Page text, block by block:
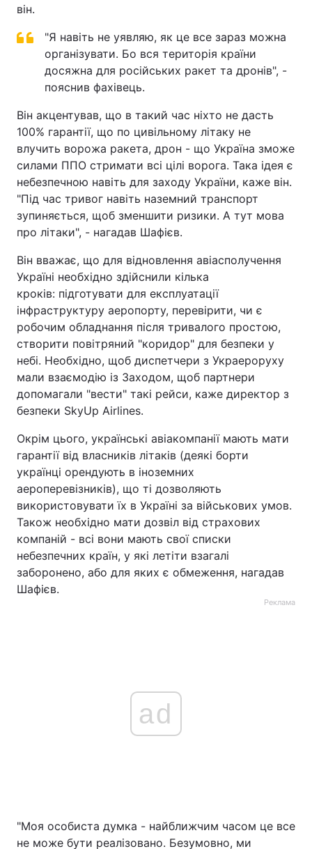
він.
"Я навіть не уявляю, як це все зараз можна
організувати. Бо вся територія країни
досяжна для російських ракет та дронів", -
пояснив фахівець.
Він акцентував, що в такий час ніхто не дасть
100% гарантії, що по цивільному літаку не
влучить ворожа ракета, дрон - що Україна зможе
силами ППО стримати всі цілі ворога. Така ідея є
небезпечною навіть для заходу України, каже він.
"Під час тривог навіть наземний транспорт
зупиняється, щоб зменшити ризики. А тут мова
про літаки", - нагадав Шафієв.
Він вважає, що для відновлення авіасполучення
Україні необхідно здійснили кілька
кроків: підготувати для експлуатації
інфраструктуру аеропорту, перевірити, чи є
робочим обладнання після тривалого простою,
створити повітряний "коридор" для безпеки у
небі. Необхідно, щоб диспетчери з Украероруху
мали взаємодію із Заходом, щоб партнери
допомагали "вести" такі рейси, каже директор з
безпеки SkyUp Airlines.
Окрім цього, українські авіакомпанії мають мати
гарантії від власників літаків (деякі борти
українці орендують в іноземних
аероперевізників), що ті дозволяють
використовувати їх в Україні за військових умов.
Також необхідно мати дозвіл від страхових
компаній - всі вони мають свої списки
небезпечних країн, у які летіти взагалі
заборонено, або для яких є обмеження, нагадав
Шафієв.
Реклама
ad
"Моя особиста думка - найближчим часом це все
не може бути реалізовано. Безумовно, ми